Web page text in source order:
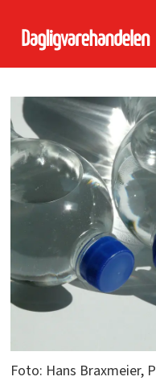
Foto: Hans Braxmeier,